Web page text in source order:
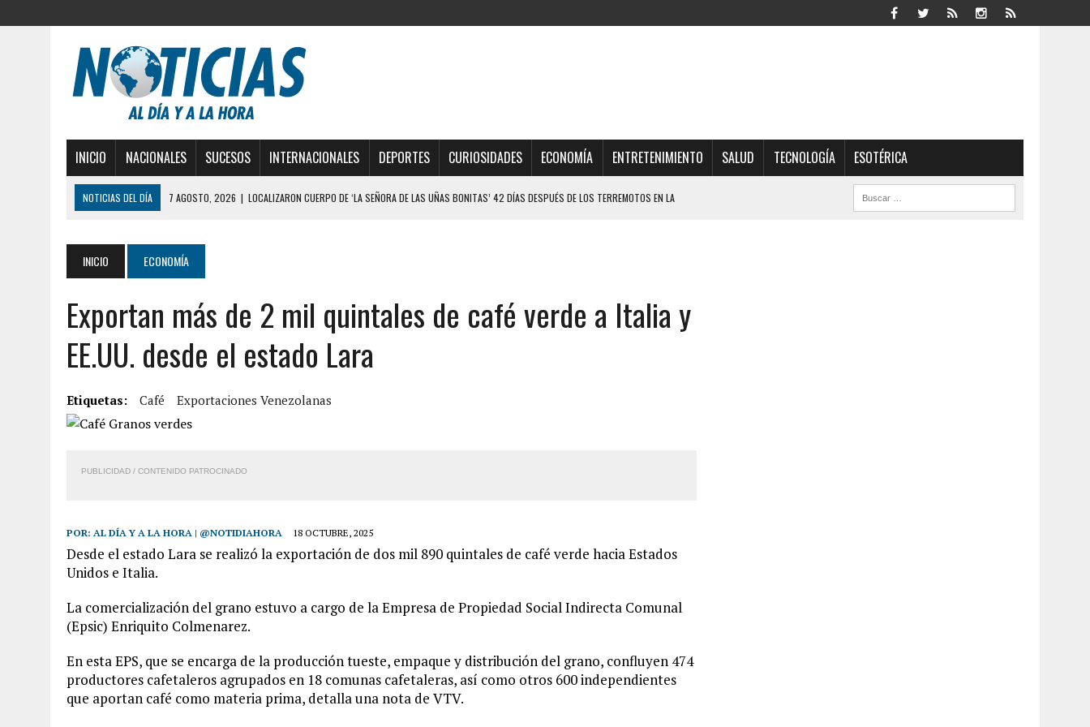
INICIO NACIONALES SUCESOS INTERNACIONALES DEPORTES CURIOSIDADES ECONOMÍA ENTRETENIMIENTO SALUD TECNOLOGÍA ESOTÉRICA
NOTICIAS DEL DÍA 7 AGOSTO, 2026 | LOCALIZARON CUERPO DE ‘LA SEÑORA DE LAS UÑAS BONITAS’ 42 DÍAS DESPUÉS DE LOS TERREMOTOS EN LA
MISTERIOSA MUERTE DE MODELO EN MONAGAS: HALLARON EL CUERPO DENTRO DE SU CASA
6 AGOSTO, 2026 | BARINAS: ADOLESCENTE SE QUITÓ LA VIDA TRAS SER ACOSADA Y ABUSADA POR LA PAREJA DE SU ABUELA
6 AGOSTO, 2026
CONMOCIÓN EN COLORADO POR ASESINATO DE UNA ADOLESCENTE VENEZOLANA EN REUNIÓN CON AMIGOS
5 AGOSTO, 2026 | PRESUNTO BROTE PSICÓTICO POR FALTA DE TRATAMIENTO DESENCADENÓ TRAGEDIA FAMILIAR
5 AGOSTO, 2026
HORROR EN BARINAS: UN HOMBRE INDUJO AL SUICIDIO A UNA ADOLESCENTE DE 13 AÑOS TRAS ABUSAR DE ELLA
EDIFICIO PETUNIA
7 AGOSTO, 2026 | HOMBRE ASESINÓ A SU TÍA CON UN PUÑAL Y DEJÓ HERIDAS A SU PRIMA Y A OTRO FAMILIAR EN BOLÍVAR
INICIO ECONOMÍA
Exportan más de 2 mil quintales de café verde a Italia y
EE.UU. desde el estado Lara
Etiquetas: Café Exportaciones Venezolanas
PUBLICIDAD / CONTENIDO PATROCINADO
POR: AL DÍA Y A LA HORA | @NOTIDIAHORA 18 OCTUBRE, 2025
Desde el estado Lara se realizó la exportación de dos mil 890 quintales de café verde hacia Estados
Unidos e Italia.
La comercialización del grano estuvo a cargo de la Empresa de Propiedad Social Indirecta Comunal
(Epsic) Enriquito Colmenarez.
En esta EPS, que se encarga de la producción tueste, empaque y distribución del grano, confluyen 474
productores cafetaleros agrupados en 18 comunas cafetaleras, así como otros 600 independientes
que aportan café como materia prima, detalla una nota de VTV.